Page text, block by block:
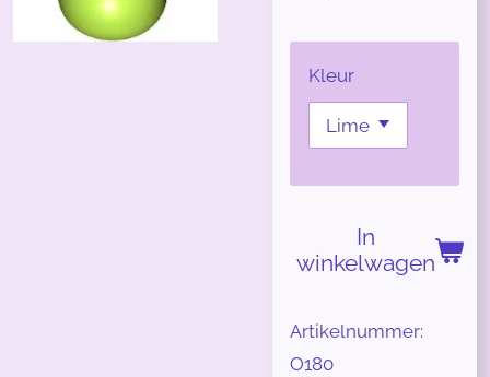
Kleur
In
winkelwagen
Artikelnummer:
O180